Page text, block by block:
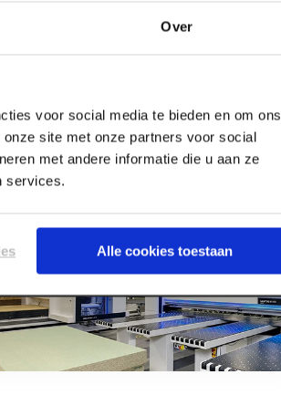
Over
voor social media te bieden en om ons
site met onze partners voor social
met andere informatie die u aan ze
services.
Alle cookies toestaan
een 4.5 uit 5